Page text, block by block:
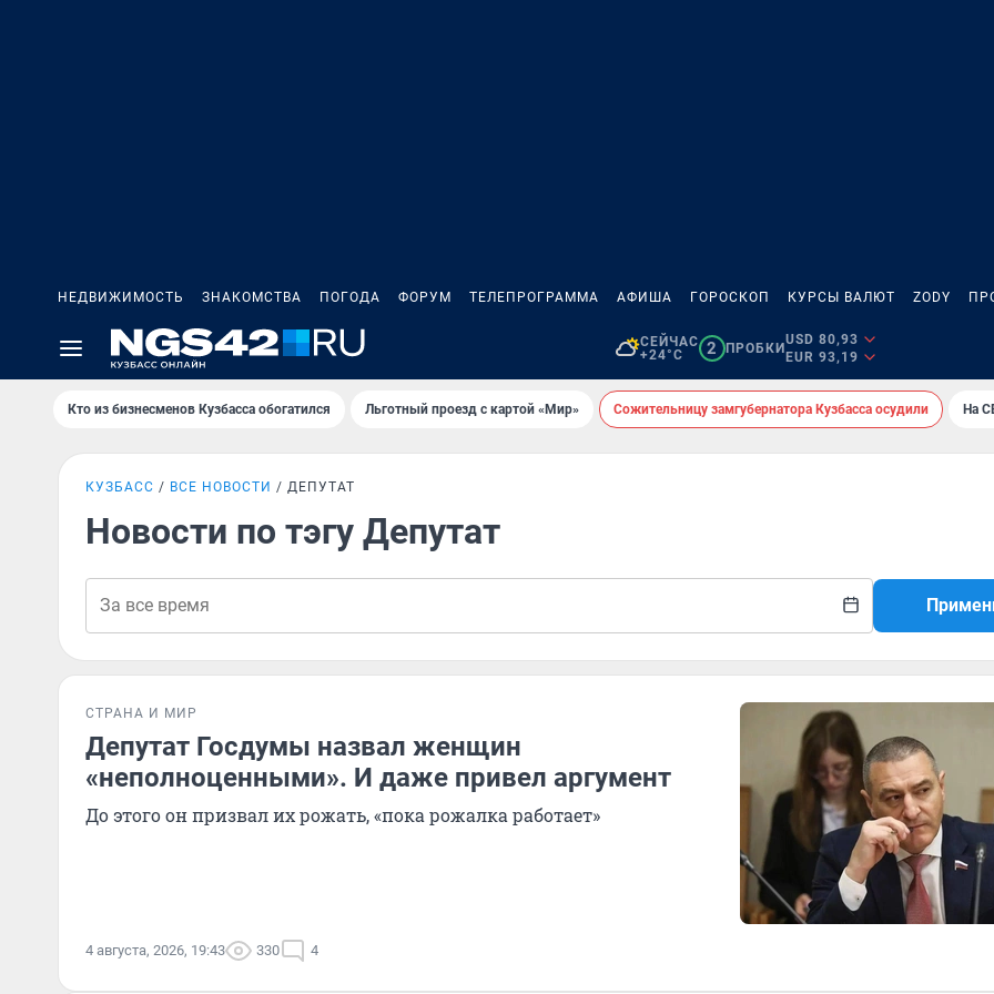
НЕДВИЖИМОСТЬ ЗНАКОМСТВА ПОГОДА ФОРУМ ТЕЛЕПРОГРАММА АФИША ГОРОСКОП КУРСЫ ВАЛЮТ ZODY
СЕЙЧАС
+24°C
2 ПРОБКИ
USD 80,93
EUR 93,19
Кто из бизнесменов Кузбасса обогатился Льготный проезд с картой «Мир» Сожительницу замгубернатора Кузбасса осудили На
КУЗБАСС ВСЕ НОВОСТИ ДЕПУТАТ
Новости по тэгу Депутат
СТРАНА И МИР
Депутат Госдумы назвал женщин
«неполноценными». И даже привел аргумент
До этого он призвал их рожать, «пока рожалка работает»
4 августа, 2026, 19:43 330 4